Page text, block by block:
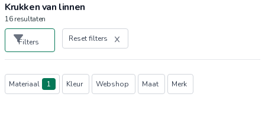
Krukken van linnen
16resultaten
Filters Reset filters
Producten
Materiaal 1 Kleur Webshop Maat Merk